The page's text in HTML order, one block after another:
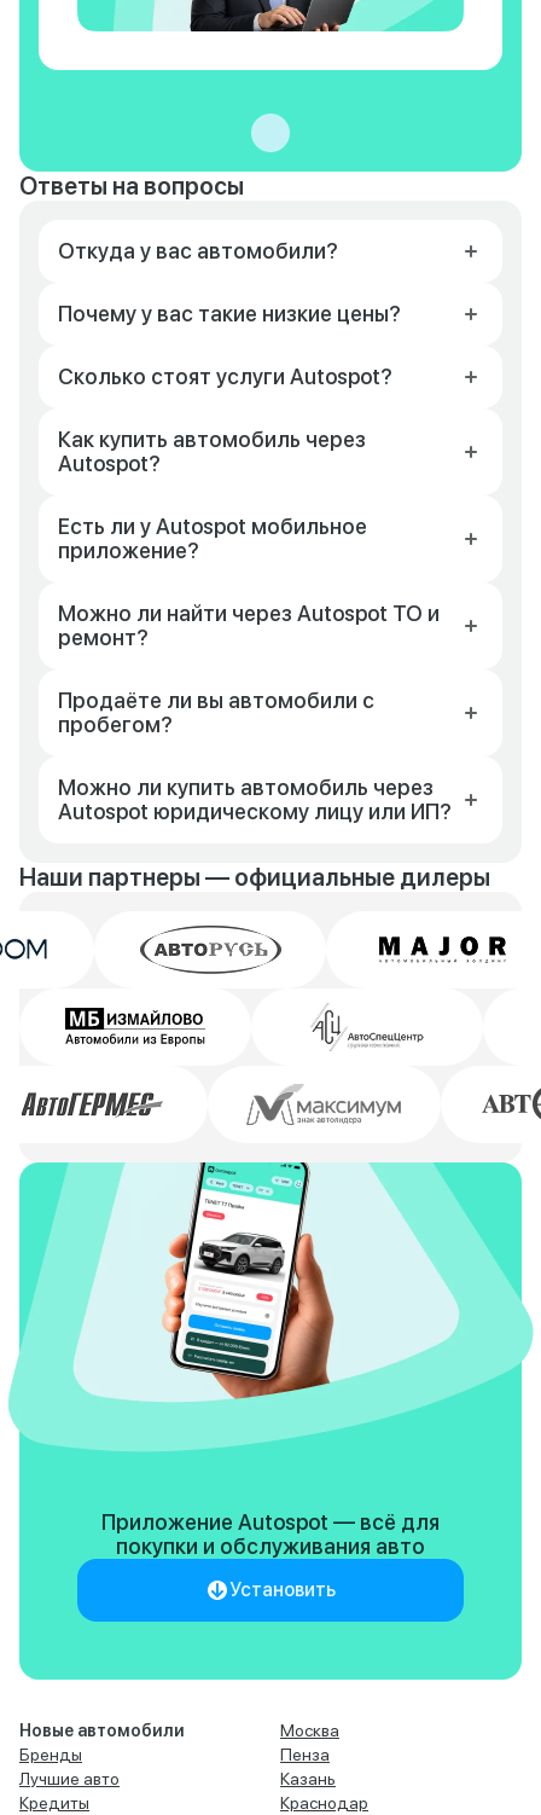
Ответы на вопросы
Откуда у вас автомобили?
Почему у вас такие низкие цены?
Сколько стоят услуги Autospot?
Как купить автомобиль через
Autospot?
Есть ли у Autospot мобильное
приложение?
Можно ли найти через Autospot ТО и
ремонт?
Продаёте ли вы автомобили с
пробегом?
Можно ли купить автомобиль через
Autospot юридическому лицу или ИП?
Наши партнеры — официальные дилеры
Приложение Autospot — всё для
покупки и обслуживания авто
Установить
Новые автомобили
Бренды
Лучшие авто
Кредиты
Москва
Пенза
Казань
Краснодар